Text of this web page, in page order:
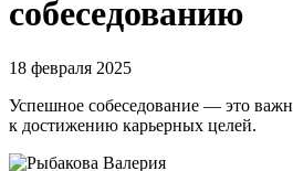
собеседованию
18 февраля 2025
Успешное собеседование — это
к достижению карьерных целей.